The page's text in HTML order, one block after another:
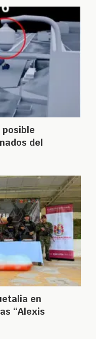
posible
del
en
“Alexis